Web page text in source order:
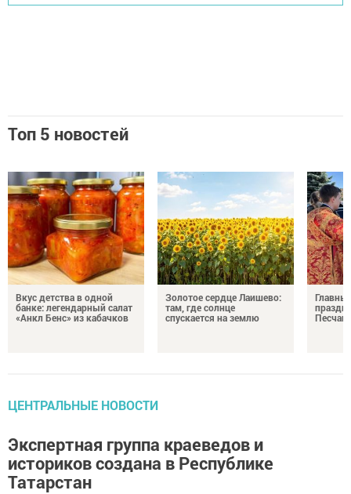
Топ 5 новостей
Вкус детства в одной
банке: легендарный салат
«Анкл Бенс» из кабачков
Золотое сердце Лаишево:
там, где солнце
спускается на землю
ЦЕНТРАЛЬНЫЕ НОВОСТИ
Экспертная группа краеведов и
историков создана в Республике
Татарстан